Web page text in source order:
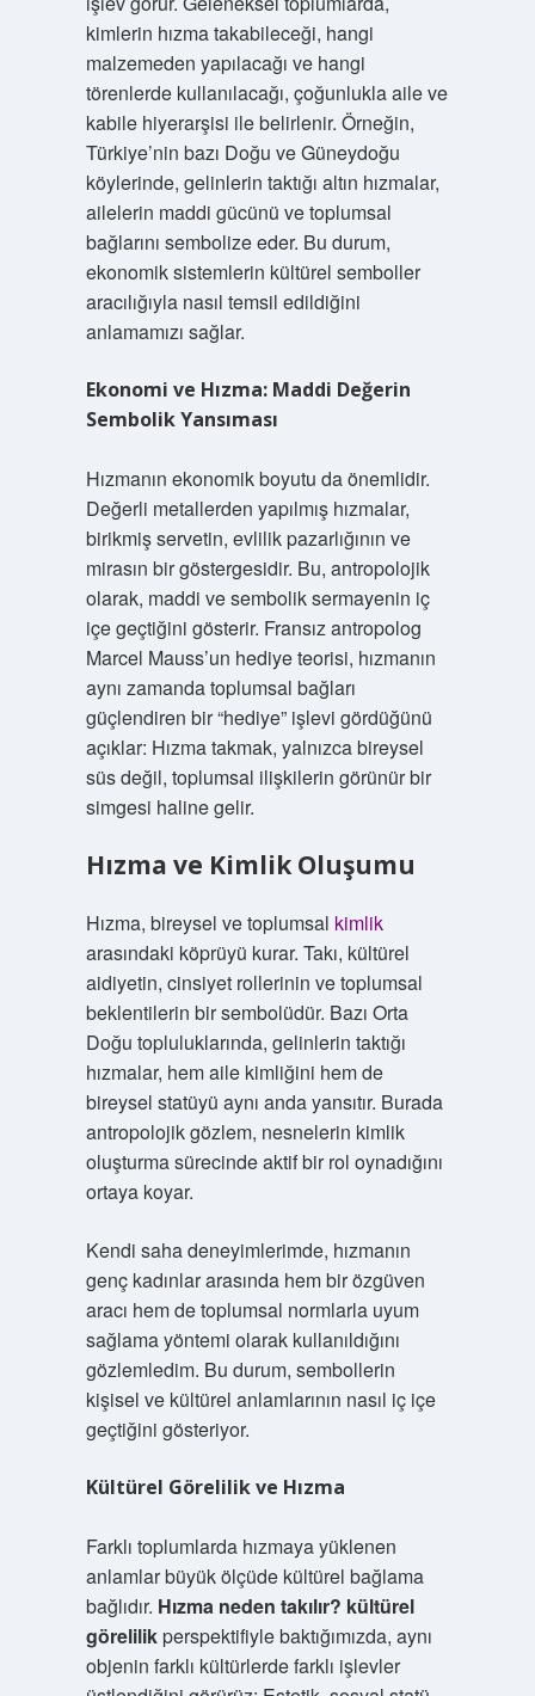
kimlerin hızma takabileceği, hangi
malzemeden yapılacağı ve hangi
törenlerde kullanılacağı, çoğunlukla aile ve
kabile hiyerarşisi ile belirlenir. Örneğin,
Türkiye’nin bazı Doğu ve Güneydoğu
köylerinde, gelinlerin taktığı altın hızmalar,
ailelerin maddi gücünü ve toplumsal
bağlarını sembolize eder. Bu durum,
ekonomik sistemlerin kültürel semboller
aracılığıyla nasıl temsil edildiğini
anlamamızı sağlar.
Ekonomi ve Hızma: Maddi Değerin
Sembolik Yansıması
Hızmanın ekonomik boyutu da önemlidir.
Değerli metallerden yapılmış hızmalar,
birikmiş servetin, evlilik pazarlığının ve
mirasın bir göstergesidir. Bu, antropolojik
olarak, maddi ve sembolik sermayenin iç
içe geçtiğini gösterir. Fransız antropolog
Marcel Mauss’un hediye teorisi, hızmanın
aynı zamanda toplumsal bağları
güçlendiren bir “hediye” işlevi gördüğünü
açıklar: Hızma takmak, yalnızca bireysel
süs değil, toplumsal ilişkilerin görünür bir
simgesi haline gelir.
Hızma ve Kimlik Oluşumu
Hızma, bireysel ve toplumsal kimlik
arasındaki köprüyü kurar. Takı, kültürel
aidiyetin, cinsiyet rollerinin ve toplumsal
beklentilerin bir sembolüdür. Bazı Orta
Doğu topluluklarında, gelinlerin taktığı
hızmalar, hem aile kimliğini hem de
bireysel statüyü aynı anda yansıtır. Burada
antropolojik gözlem, nesnelerin kimlik
oluşturma sürecinde aktif bir rol oynadığını
ortaya koyar.
Kendi saha deneyimlerimde, hızmanın
genç kadınlar arasında hem bir özgüven
aracı hem de toplumsal normlarla uyum
sağlama yöntemi olarak kullanıldığını
gözlemledim. Bu durum, sembollerin
kişisel ve kültürel anlamlarının nasıl iç içe
geçtiğini gösteriyor.
Kültürel Görelilik ve Hızma
Farklı toplumlarda hızmaya yüklenen
anlamlar büyük ölçüde kültürel bağlama
bağlıdır. Hızma neden takılır? kültürel
görelilikperspektifiyle baktığımızda, aynı
objenin farklı kültürlerde farklı işlevler